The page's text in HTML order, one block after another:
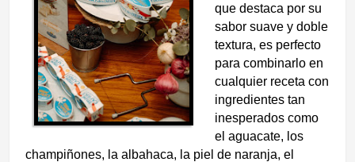
que destaca por su
sabor suave y doble
textura, es perfecto
para combinarloen
cualquier receta con
ingredientes tan
inesperados como
el aguacate, los
champiñones, la albahaca, la piel de naranja, el